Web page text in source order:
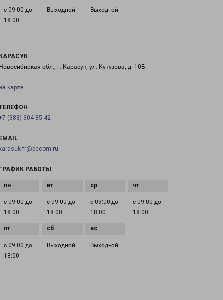
с 09:00 до
18:00
Выходной Выходной
обл., г. Карасук, ул. Кутузова, д. 10Б
карте
(383) 304-85-42
fr@pecom.ru
РАБОТЫ
с 09:00 до
18:00
с 09:00 до
18:00
с 09:00 до
18:00
с 09:00 до
18:00
с 09:00 до
18:00
Выходной Выходной